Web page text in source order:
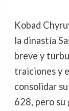
Kobad
la dinastía
breve y
traiciones y
consolidar
628, pero su